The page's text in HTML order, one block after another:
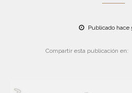
Publicado hace
Compartir esta publicación en: